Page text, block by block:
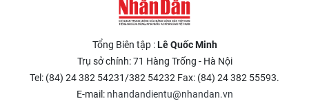
Tổng Biên tập :Lê Quốc Minh
Trụ sở chính: 71 Hàng Trống - Hà Nội
Tel: (84) 24 382 54231/382 54232 Fax: (84) 24 382 55593.
E-mail: nhandandientu@nhandan.vn